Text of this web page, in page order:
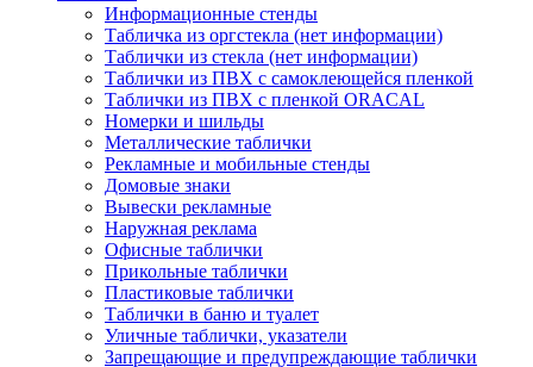
Информационные стенды
Табличка из оргстекла (нет информации)
Таблички из стекла (нет информации)
Таблички из ПВХ с самоклеющейся пленкой
Таблички из ПВХ с пленкой ORACAL
Номерки и шильды
Металлические таблички
Рекламные и мобильные стенды
Домовые знаки
Вывески рекламные
Наружная реклама
Офисные таблички
Прикольные таблички
Пластиковые таблички
Таблички в баню и туалет
Уличные таблички, указатели
Запрещающие и предупреждающие таблички